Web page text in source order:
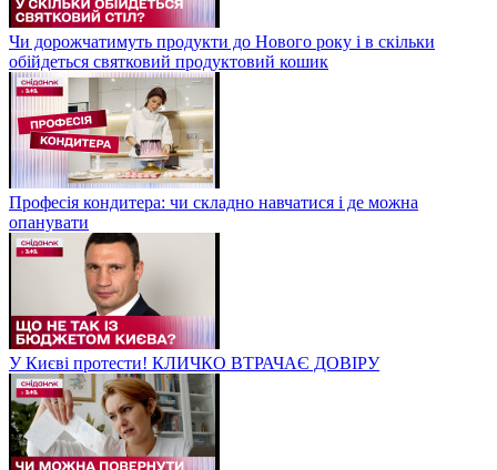
Чи дорожчатимуть продукти до Нового року і в скільки
обійдеться святковий продуктовий кошик
Професія кондитера: чи складно навчатися і де можна
опанувати
У Києві протести! КЛИЧКО ВТРАЧАЄ ДОВІРУ